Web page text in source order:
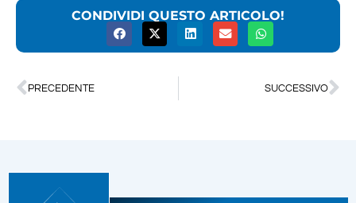
CONDIVIDI QUESTO ARTICOLO!
PRECEDENTE SUCCESSIVO